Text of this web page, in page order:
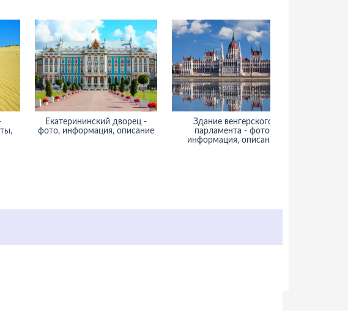
Екатерининский дворец -
фото, информация, описание
Здание венгерского
парламента - фото,
информация, описание